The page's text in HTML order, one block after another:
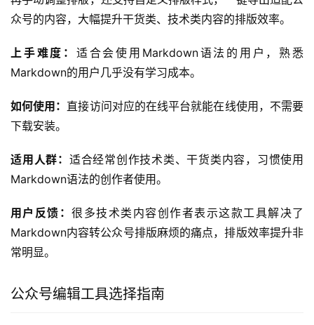
的专业运营人或者设计人员使用。
用户反馈：很多运营用户表示用这款工具做出来的互动内容
阅读量和互动率都有明显提升，现成的模板不用自己写代
7. Markdown公众号编辑器 – 适配Markdown语法
Markdown公众号编辑器是一款支持Markdown语法的公众
工具。
它支持直接导入Markdown格式的内容，能自动将
再手动调整排版，还支持自定义排版样式，一键导出适配公